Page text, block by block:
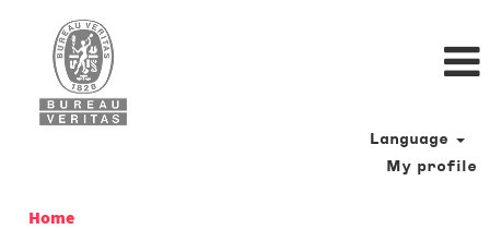
Language
My profile
Home